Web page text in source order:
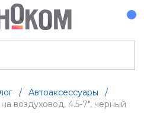
/ Автоаксессуары
/
воздуховод, 4.5-7", черный